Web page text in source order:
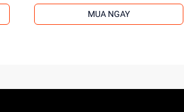
MUA NGAY